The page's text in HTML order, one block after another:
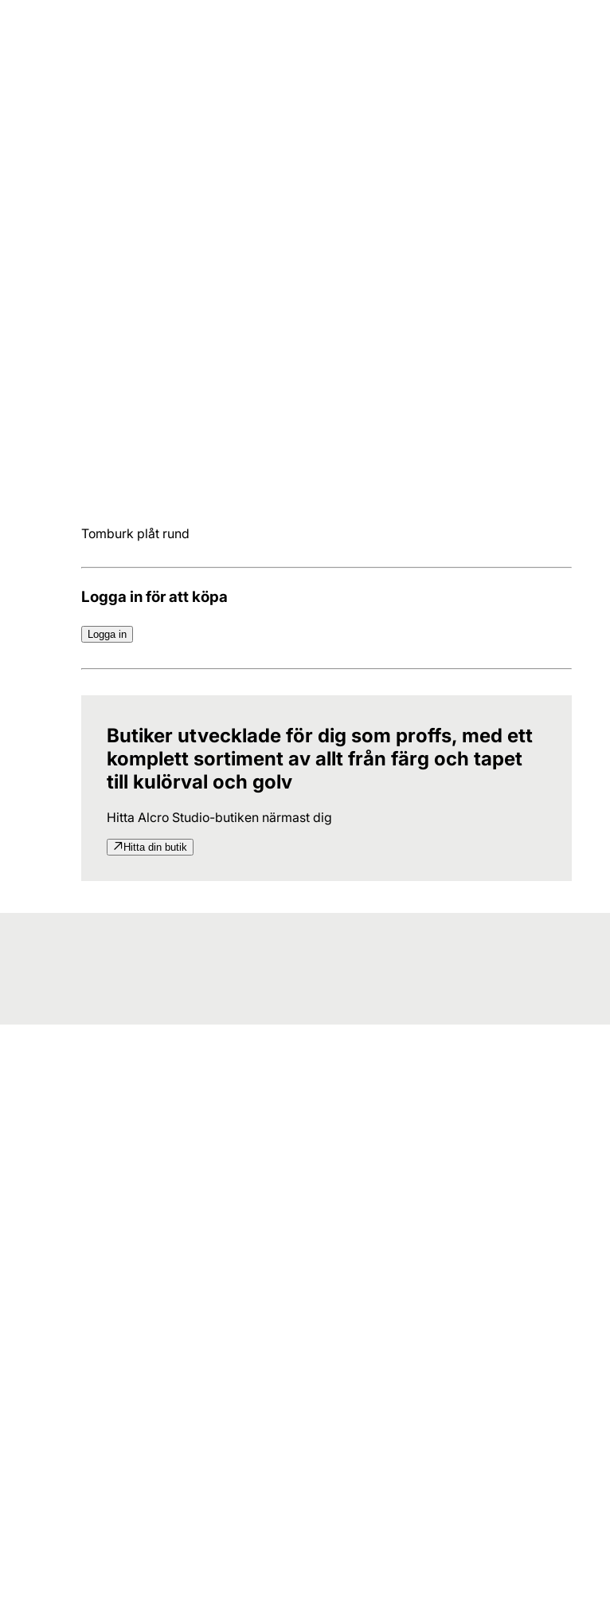
Tomburk plåt rund
Logga in för att köpa
Logga in
Butiker utvecklade för dig som proffs, med ett
komplett sortiment av allt från färg och tapet
till kulörval och golv
Hitta Alcro Studio-butiken närmast dig
Hitta din butik